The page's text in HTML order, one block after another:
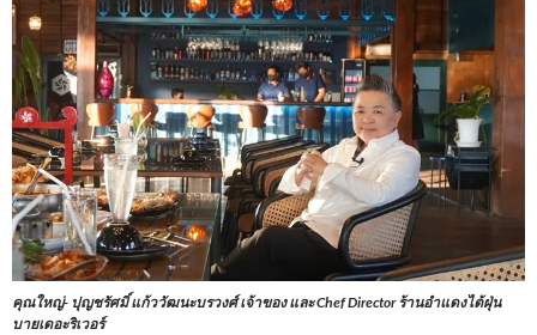
คุณใหญ่- ปุญชรัศมิ์ แก้ววัฒนะบรวงศ์ เจ้าของ และ Chef Director ร้านอำแดงไต้ฝุ่น
บายเดอะริเวอร์